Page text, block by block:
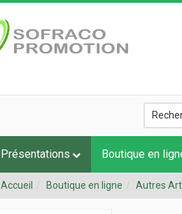
Présentations Boutique en
Accueil Boutique en ligne Autres